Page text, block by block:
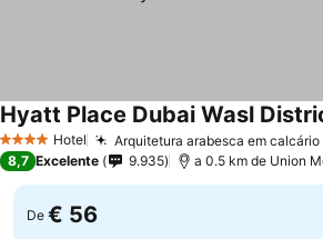
4 EstrelasHotel Arquitetura arabesca em calcário
Hyatt Place Dubai Wasl
8,7 Excelente 9.935 a 0.5 km de Union
De € 56